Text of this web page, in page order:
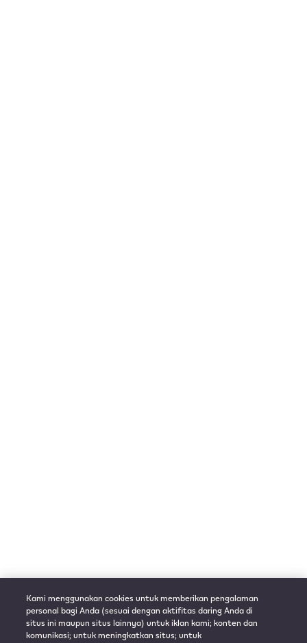
Kami menggunakan cookies untuk memberikan pengalaman
personal bagi Anda (sesuai dengan aktifitas daring Anda di
situs ini maupun situs lainnya) untuk iklan kami; konten dan
komunikasi; untuk meningkatkan situs; untuk